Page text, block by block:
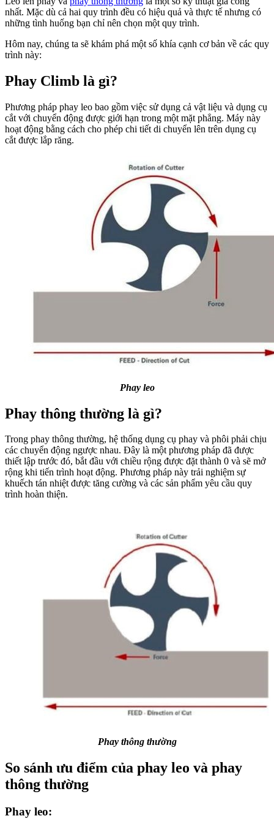
nhất. Mặc dù cả hai quy trình đều có hiệu quả và thực tế nhưng có
những tình huống bạn chỉ nên chọn một quy trình.
Hôm nay, chúng ta sẽ khám phá một số khía cạnh cơ bản về các quy
trình này:
Phay Climb là gì?
Phương pháp phay leo bao gồm việc sử dụng cả vật liệu và dụng cụ
cắt với chuyển động được giới hạn trong một mặt phẳng. Máy này
hoạt động bằng cách cho phép chi tiết di chuyển lên trên dụng cụ
cắt được lắp răng.
Phay leo
Phay thông thường là gì?
Trong phay thông thường, hệ thống dụng cụ phay và phôi phải chịu
các chuyển động ngược nhau. Đây là một phương pháp đã được
thiết lập trước đó, bắt đầu với chiều rộng được đặt thành 0 và sẽ mở
rộng khi tiến trình hoạt động. Phương pháp này trải nghiệm sự
khuếch tán nhiệt được tăng cường và các sản phẩm yêu cầu quy
trình hoàn thiện.
Phay thông thường
So sánh ưu điểm của phay leo và phay
thông thường
Phay leo: